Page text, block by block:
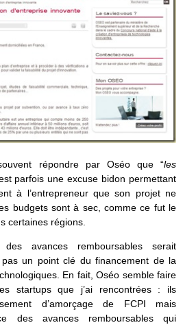
répondre par Oséo que “les
parfois une excuse bidon permettant
à l’entrepreneur que son projet ne
budgets sont à sec, comme ce fut le
certaines régions.
des avances remboursables serait
pas un point clé du financement de la
En fait, Oséo semble faire
startups que j’ai rencontrées : ils
d’amorçage de FCPI mais
des avances remboursables qui